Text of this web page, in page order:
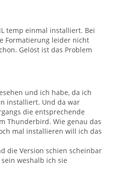
temp einmal installiert. Bei
Formatierung leider nicht
Gelöst ist das Problem
und ich habe, da ich
installiert. Und da war
die entsprechende
Thunderbird. Wie genau das
mal installieren will ich das
die Version schien scheinbar
weshalb ich sie